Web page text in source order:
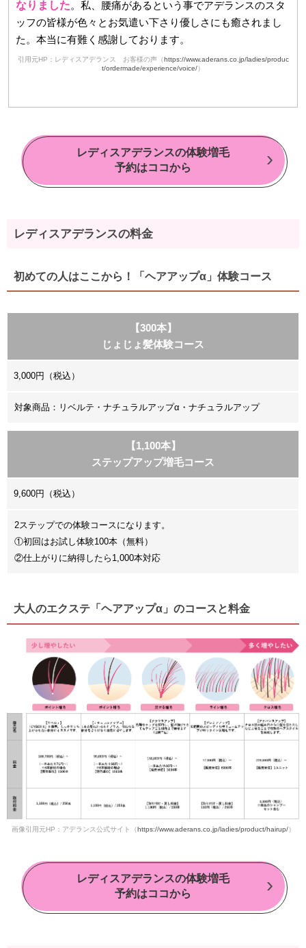
なりました。私、腰痛があるという事でアデランスのスタ
ッフの皆様が色々とお気遣い下さり優しさにも癒されまし
た。本当に有難く感謝しております。
引用元HP：レディスアデランス お客様の声（https://www.aderans.co.jp/ladies/produc
t/ordermade/experience/voice/）
レディスアデランスの体験増毛
予約はココから
レディスアデランスの料金
初めての人はここから！「ヘアアップα」体験コース
【300本】
じょじょ髪体験コース
3,000円（税込）
対象商品：リベルテ・ナチュラルアップα・ナチュラルアップ
【1,100本】
ステップアップ増毛コース
9,600円（税込）
2ステップでの体験コースになります。
①初回はお試し体験100本（無料）
②仕上がりに納得したら1,000本対応
大人のエクステ「ヘアアップα」のコースと料金
画像引用元HP：アデランス公式サイト（https://www.aderans.co.jp/ladies/product/hairup/）
レディスアデランスの体験増毛
予約はココから